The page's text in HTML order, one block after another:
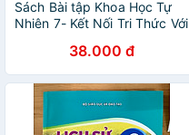
Sách Bài tập Khoa Học Tự
Nhiên 7- Kết Nối Tri Thức Với
38.000 đ